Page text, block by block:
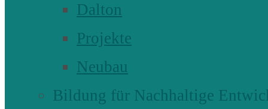
Dalton
Projekte
Neubau
Bildung für Nachhaltige